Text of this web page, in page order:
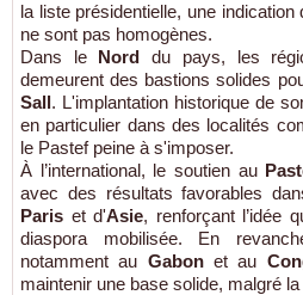
la liste présidentielle, une
ne sont pas homogènes.
Dans le Nord du pays, les
demeurent des bastions solides
Sall. L'implantation historique de
en particulier dans des localités
le Pastef peine à s'imposer.
À l’international, le soutien au
avec des résultats favorables
Paris et d'Asie, renforçant l’idée
diaspora mobilisée. En
notamment au Gabonet au
maintenir une base solide, malgré